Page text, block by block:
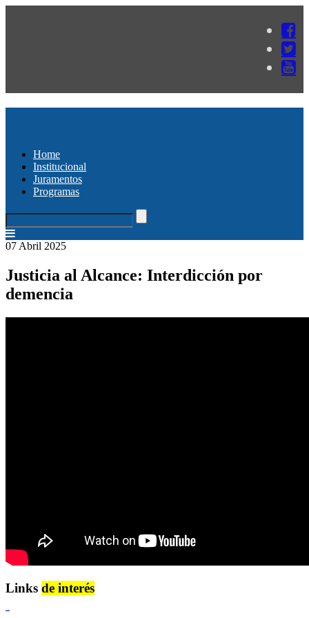
Home
Institucional
Juramentos
Programas
07 Abril 2025
Justicia al Alcance: Interdicción por
demencia
Links de interés